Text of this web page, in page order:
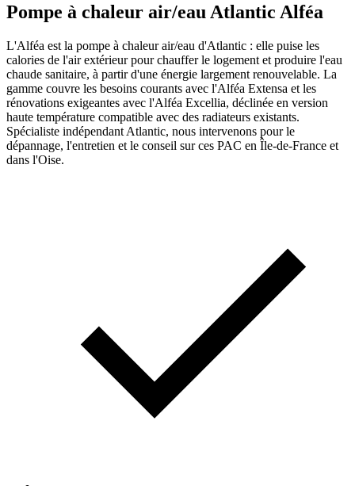
Pompe à chaleur air/eau Atlantic Alféa
L'Alféa est la pompe à chaleur air/eau d'Atlantic : elle puise les
calories de l'air extérieur pour chauffer le logement et produire l'eau
chaude sanitaire, à partir d'une énergie largement renouvelable. La
gamme couvre les besoins courants avec l'Alféa Extensa et les
rénovations exigeantes avec l'Alféa Excellia, déclinée en version
haute température compatible avec des radiateurs existants.
Spécialiste indépendant Atlantic, nous intervenons pour le
dépannage, l'entretien et le conseil sur ces PAC en Île-de-France et
dans l'Oise.